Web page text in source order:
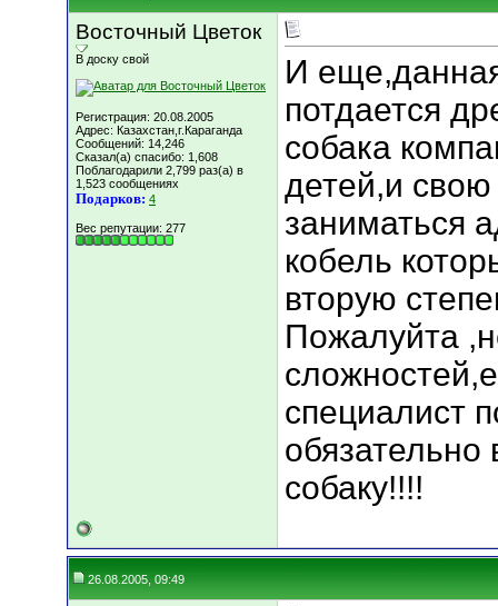
Восточный Цветок
В доску свой
Регистрация: 20.08.2005
Адрес: Казахстан,г.Караганда
Сообщений: 14,246
Сказал(а) спасибо: 1,608
Поблагодарили 2,799 раз(а) в
1,523 сообщениях
Подарков: 4
Вес репутации: 277
И
потдается
собака
детей,и
заниматься
кобель
вторую
Пожалуйта
специалист
собаку!!!!
26.08.2005, 09:49